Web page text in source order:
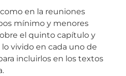
en la reuniones
mínimo y menores
el quinto capítulo y
vivido en cada uno de
incluirlos en los textos